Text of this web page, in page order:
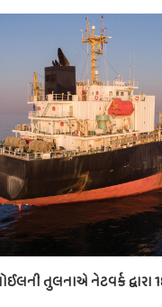
તુલનાએ નેટવર્ક દ્વારા